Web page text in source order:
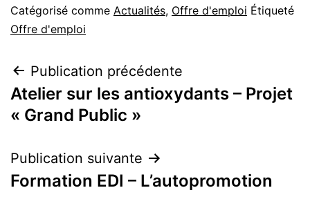
Catégorisé comme Actualités, Offre d'emploi Étiqueté
Offre d'emploi
Publication précédente
Atelier sur les antioxydants – Projet
« Grand Public »
Publication suivante
Formation EDI – L’autopromotion